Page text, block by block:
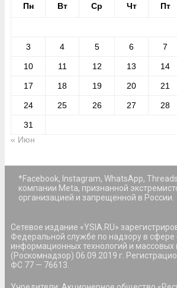
Пн Вт Ср Чт Пт
3 4 5 6 7
10 11 12 13 14
17 18 19 20 21
24 25 26 27 28
31
« Июн
*Facebook, Instagram, WhatsApp,
компании Meta, признанной
организацией и запрещенной в России.
Сетевое издание «YSIA.RU»
Федеральной службе по надзору в сфере
информационных технологий и массовых
(Роскомнадзор) 06.09.2019 г.
ФС 77 — 76613.